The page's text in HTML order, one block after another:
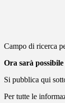
Campo di ricerca
Ora sarà
Si pubblica qui
Per tutte le